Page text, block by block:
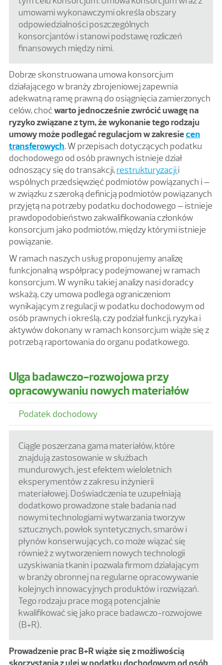
umowami wykonawczymi określa obszary
odpowiedzialności poszczególnych
konsorcjantów i stanowi podstawę rozliczeń
finansowych między nimi.
Dobrze skonstruowana umowa konsorcjum
działającego w branży zbrojeniowej zapewnia
adekwatną ramę prawną do osiągnięcia zamierzonych
celów, choćwarto jednocześnie zwrócić uwagę na
ryzyko związane z tym, że wykonanie tego rodzaju
umowy może podlegać regulacjom w zakresiecen
transferowych. W przepisach dotyczących podatku
dochodowego od osób prawnych istnieje dział
odnoszący się do transakcji,restrukturyzacjii
wspólnych przedsięwzięć podmiotów powiązanych i –
w związku z szeroką definicją podmiotów powiązanych
przyjętą na potrzeby podatku dochodowego – istnieje
prawdopodobieństwo zakwalifikowania członków
konsorcjum jako podmiotów, między którymi istnieje
powiązanie.
W ramach naszych usług proponujemy analizę
funkcjonalną współpracy podejmowanej w ramach
konsorcjum. W wyniku takiej analizy nasi doradcy
wskażą, czy umowa podlega ograniczeniom
wynikającym z regulacji w podatku dochodowym od
osób prawnych i określą, czy podział funkcji, ryzyka i
aktywów dokonany w ramach konsorcjum wiąże się z
potrzebą raportowania do organu podatkowego.
Ulga badawczo-rozwojowa przy
opracowywaniu nowych materiałów
Podatek dochodowy
Ciągle poszerzana gama materiałów, które
znajdują zastosowanie w służbach
mundurowych, jest efektem wieloletnich
eksperymentów z zakresu inżynierii
materiałowej. Doświadczenia te uzupełniają
dodatkowo prowadzone stale badania nad
nowymi technologiami wytwarzania tworzyw
sztucznych, powłok syntetycznych, smarów i
płynów konserwujących, co może wiązać się
również z wytworzeniem nowych technologii
uzyskiwania tkanin i pozwala firmom działającym
w branży obronnej na regularne opracowywanie
kolejnych innowacyjnych produktów i rozwiązań.
Tego rodzaju prace mogą potencjalnie
kwalifikować się jako prace badawczo-rozwojowe
(B+R).
Prowadzenie prac B+R wiąże się z możliwością